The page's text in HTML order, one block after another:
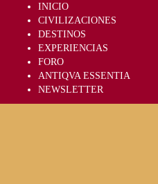
INICIO
CIVILIZACIONES
DESTINOS
EXPERIENCIAS
FORO
ANTIQVA ESSENTIA
NEWSLETTER